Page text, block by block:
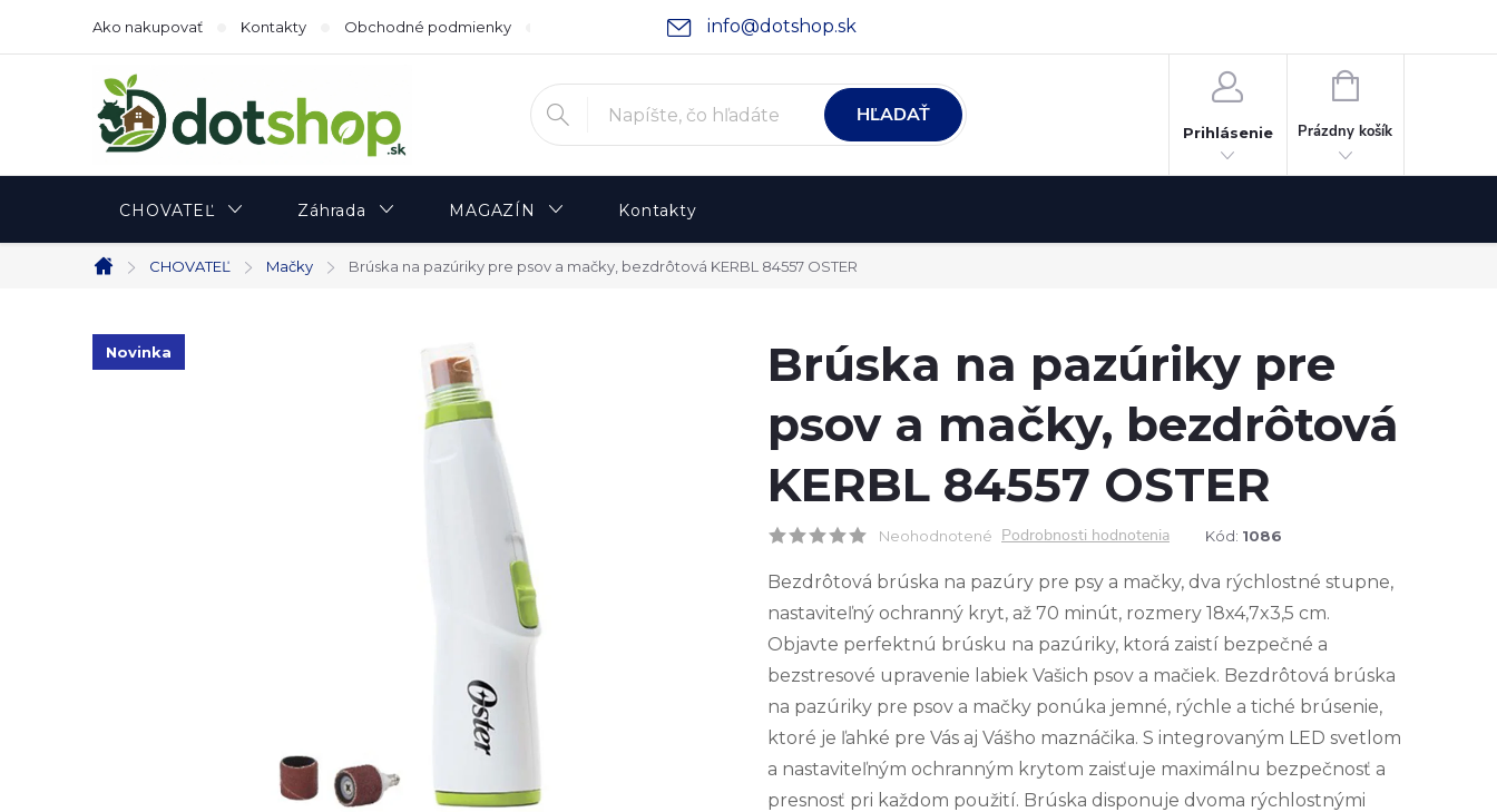
info@dotshop.sk
Ako nakupovať Kontakty Obchodné podmienky Podmienky ochrany osobných údajov
HĽADAŤ
Prihlásenie
NÁKUPNÝ
Prázdny košík
CHOVATEĽ Záhrada MAGAZÍN Kontakty
Domov
CHOVATEĽ Mačky Brúska na pazúriky pre psov a mačky, bezdrôtová KERBL 84557 OSTER
Novinka
Brúska na pazúriky pre
psov a mačky, bezdrôtová
KERBL 84557 OSTER
Neohodnotené Podrobnosti hodnotenia Kód: 1086
Bezdrôtová brúska na pazúry pre psy a mačky, dva rýchlostné stupne,
nastaviteľný ochranný kryt, až 70 minút, rozmery 18x4,7x3,5 cm.
Objavte perfektnú brúsku na pazúriky, ktorá zaistí bezpečné a
bezstresové upravenie labiek Vašich psov a mačiek. Bezdrôtová brúska
na pazúriky pre psov a mačky ponúka jemné, rýchle a tiché brúsenie,
ktoré je ľahké pre Vás aj Vášho maznáčika. S integrovaným LED svetlom
a nastaviteľným ochranným krytom zaisťuje maximálnu bezpečnosť a
presnosť pri každom použití. Brúska disponuje dvoma rýchlostnými